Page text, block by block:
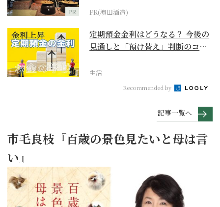
PR PR(濵田酒造)
定期預金金利はどうなる？ 今後の
見通しと「預け替え」判断のコツ
生活
Recommended by
記事一覧へ
市毛良枝『百歳の景色見たいと母は言
い』